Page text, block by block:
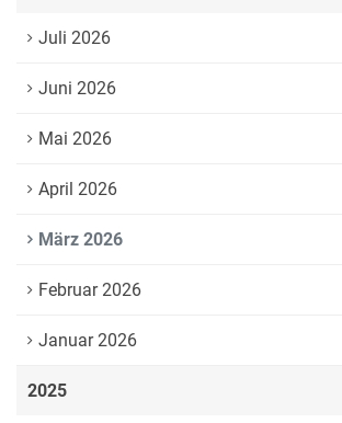
Juli 2026
Juni 2026
Mai 2026
April 2026
März 2026
Februar 2026
Januar 2026
2025